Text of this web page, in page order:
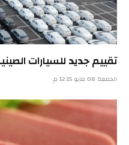
تقييم جديد للسيارات
الجمعة 08 مايو 12:15 م